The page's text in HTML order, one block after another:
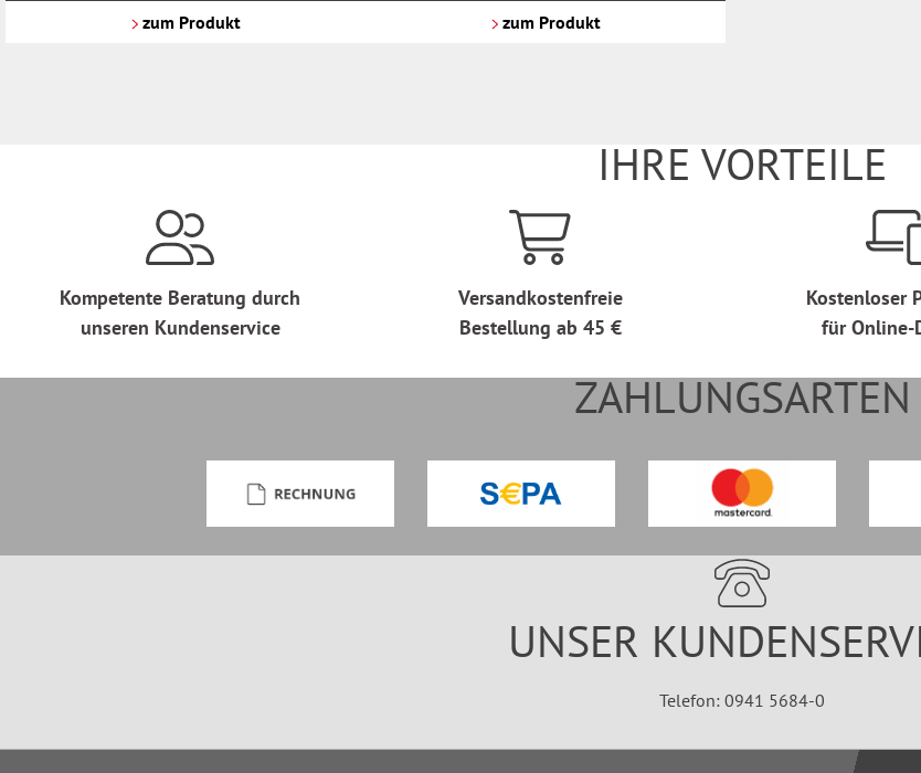
zum Produkt
zum Produkt
IHRE VORTEILE
Kompetente Beratung durch
unseren Kundenservice
Versandkostenfreie
Bestellung ab 45 €
Kostenloser
für Online-
ZAHLUNGSARTEN
UNSER
Telefon: 0941 5684-0